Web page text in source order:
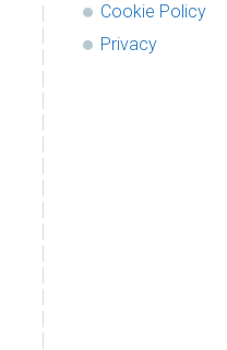
Cookie Policy
Privacy